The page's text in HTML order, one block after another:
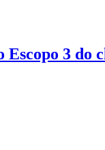
Escopo 3 do